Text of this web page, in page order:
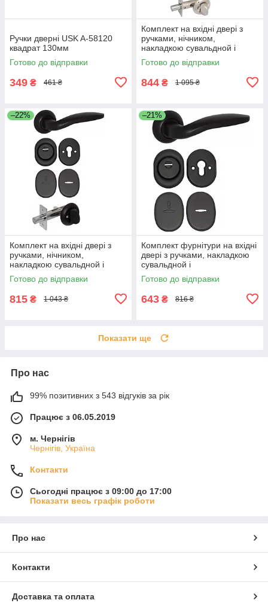
Ручки дверні USK A-58120
квадрат 130мм
Готово до відправки
349 ₴ 461 ₴
Комплект на вхідні двері з
ручками, нічником,
накладкою сувальдной і
броненакладкою під циліндр,
Нікель
Готово до відправки
844 ₴ 1 095 ₴
–22%
Комплект на вхідні двері з
ручками, нічником,
накладкою сувальдной і
броненакладкою під циліндр,
Чорний
Готово до відправки
815 ₴ 1 043 ₴
–21%
Комплект фурнітури на вхідні
двері з ручками, накладкою
сувальдной і
броненакладкою під циліндр,
Чорний
Готово до відправки
643 ₴ 816 ₴
Показати ще
Про нас
99% позитивних з 543 відгуків за рік
Працює з 06.05.2019
м. Чернігів
Чернігів, Україна
Контакти
Сьогодні працює з 09:00 до 17:00
Показати весь графік роботи
Про нас
Контакти
Доставка та оплата